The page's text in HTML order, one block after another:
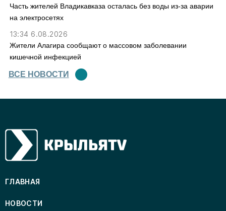
Часть жителей Владикавказа осталась без воды из-за аварии
на электросетях
13:34 6.08.2026
Жители Алагира сообщают о массовом заболевании
кишечной инфекцией
ВСЕ НОВОСТИ
ГЛАВНАЯ
НОВОСТИ